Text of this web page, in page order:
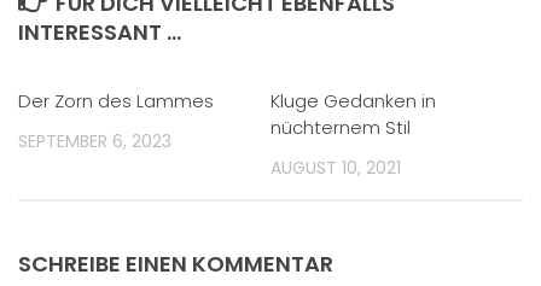
INTERESSANT …
Der Zorn des Lammes
SEPTEMBER 6, 2023
Kluge Gedanken in
nüchternem Stil
AUGUST 10, 2021
SCHREIBE EINEN KOMMENTAR